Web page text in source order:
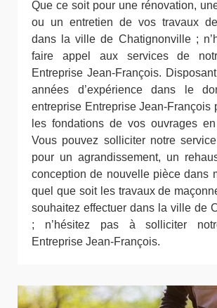
Que ce soit pour une rénovation,
ou un entretien de vos travaux
dans la ville de Chatignonville ;
faire appel aux services de
Entreprise Jean-François.
années d’expérience dans le
entreprise Entreprise Jean-François
les fondations de vos ouvrages
Vous pouvez solliciter notre
pour un agrandissement, un
conception de nouvelle pièce dans
quel que soit les travaux de
souhaitez effectuer dans la ville de
; n’hésitez pas à solliciter
Entreprise Jean-François.